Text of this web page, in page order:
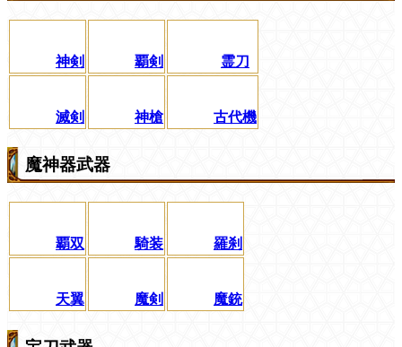
神剣 覇剣 霊刀
滅剣 神槍 古代機
魔神器武器
覇双 騎装 羅刹
天翼 魔剣 魔銃